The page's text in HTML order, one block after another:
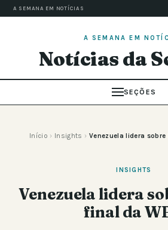
A SEMANA EM NOTÍCIAS
A SEMANA EM
Notícias da
SEÇÕES
Início › Insights › Venezuela lidera sobre
INSIGHTS
Venezuela lidera
final da